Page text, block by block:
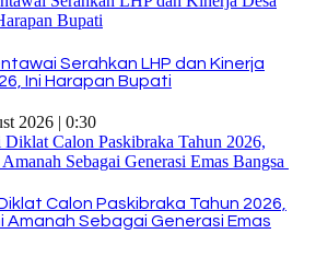
Serahkan LHP dan Kinerja
Ini Harapan Bupati
2026 | 0:30
Calon Paskibraka Tahun 2026,
Amanah Sebagai Generasi Emas